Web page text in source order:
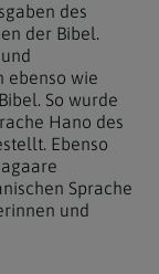
des
der Bibel.
ebenso wie
So wurde
Hano des
Ebenso
Sprache
und